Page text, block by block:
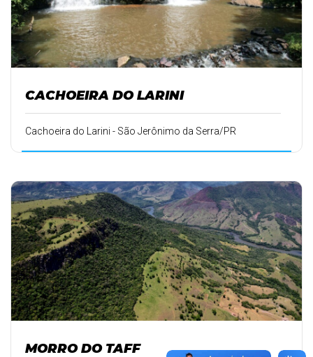
CACHOEIRA DO LARINI
Cachoeira do Larini - São Jerônimo da Serra/PR
MORRO DO TAFF